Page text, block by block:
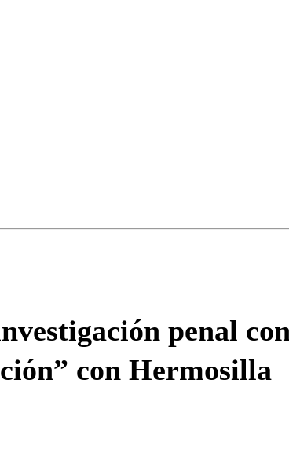
penal
con Hermosilla